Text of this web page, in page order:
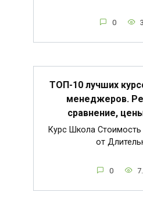
0
ТОП-10 лучших
менеджеров.
сравнение,
Курс Школа
от
0